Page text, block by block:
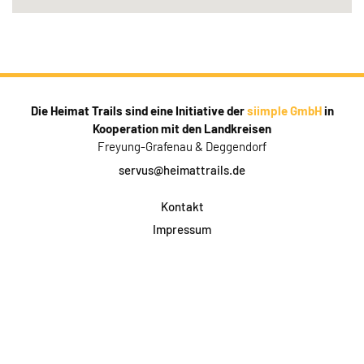
Die Heimat Trails sind eine Initiative dersiimple GmbHin
Kooperation mit den Landkreisen
Freyung-Grafenau & Deggendorf
servus@heimattrails.de
Kontakt
Impressum